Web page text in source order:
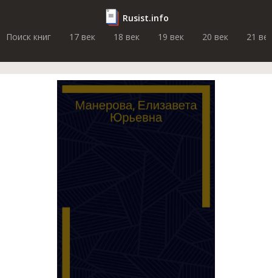
Rusist.info
Поиск книг
17 век 18 век 19 век 20 век 21 век